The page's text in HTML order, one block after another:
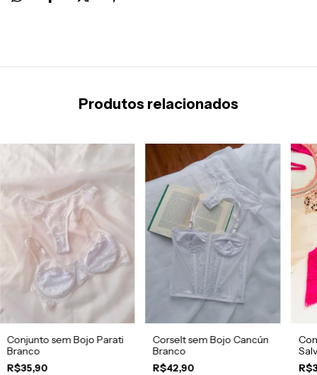
Produtos relacionados
Conjunto sem Bojo Parati
Branco
R$35,90
Corselt sem Bojo Cancún
Branco
R$42,90